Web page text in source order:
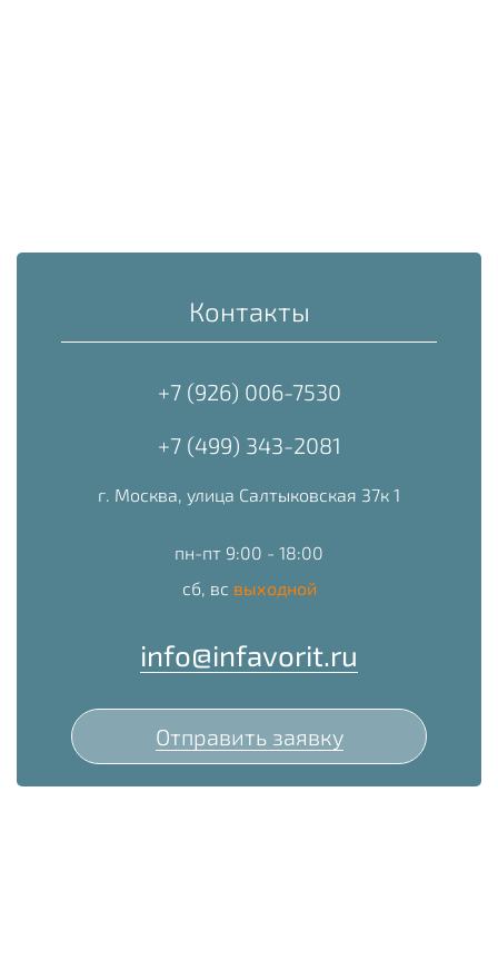
Контакты
+7 (926) 006-7530
+7 (499) 343-2081
г. Москва, улица Салтыковская 37к 1
пн-пт 9:00 - 18:00
сб, вс выходной
info@infavorit.ru
Отправить заявку